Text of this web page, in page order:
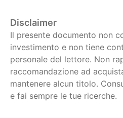
Disclaimer
Il presente documento non
investimento e non tiene
personale del lettore. Non
raccomandazione ad
mantenere alcun titolo.
e fai sempre le tue ricerche.